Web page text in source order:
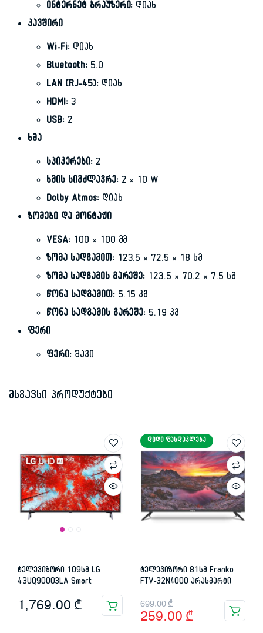
ინტერნეტ ბრაუზერი: დიახ
კავშირი
Wi-Fi:დიახ
Bluetooth:5.0
LAN (RJ-45):დიახ
HDMI:3
USB:2
ხმა
სპიკერები:2
ხმის სიმძლავრე:2 × 10 W
Dolby Atmos:დიახ
ზომები და მონტაჟი
VESA:100 × 100 მმ
ზომა სადგამით:123.5 × 72.5 × 18 სმ
ზომა სადგამის გარეშე: 123.5 × 70.2 × 7.5 სმ
წონა სადგამით:5.15 კგ
წონა სადგამის გარეშე: 5.19 კგ
ფერი
ფერი:შავი
მსგავსი პროდუქტები
ტელევიზორი 109სმ LG
43UQ90003LA Smart
1,769.00 ₾
ᲓᲘᲓᲘ ᲤᲐᲡᲓᲐᲙᲚᲔᲑᲐ
ტელევიზორი 81სმ Franko
FTV-32N4000 არასმარტი
699.00₾
Original
price
259.00 ₾
Current
price